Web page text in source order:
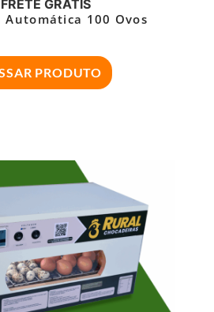
FRETE GRÁTIS
Automática 100 Ovos
PRODUTO